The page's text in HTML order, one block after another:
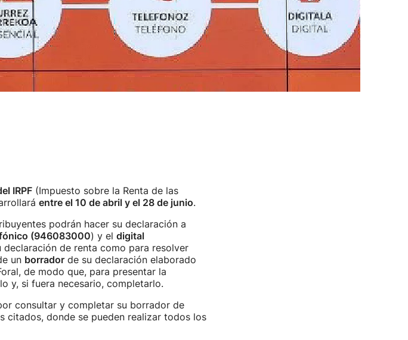
IRPF(Impuesto sobre la Renta de las
entre el 10 de abril y el 28 de junio.
podrán hacer su declaración a
(946083000) y el digital
de renta como para resolver
un borradorde su declaración elaborado
de modo que, para presentar la
y, si fuera necesario, completarlo.
consultar y completar su borrador de
citados, donde se pueden realizar todos los